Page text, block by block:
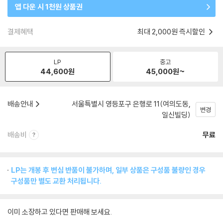
앱 다운 시 1천원 상품권
결제혜택 최대 2,000원 즉시할인
LP
44,600원
중고
45,000원~
배송안내
서울특별시 영등포구 은행로 11(여의도동,
일신빌딩)
변경
배송비 무료
LP는 개봉 후 변심 반품이 불가하며, 일부 상품은 구성품 불량인 경우
구성품만 별도 교환 처리됩니다.
이미 소장하고 있다면 판매해 보세요.